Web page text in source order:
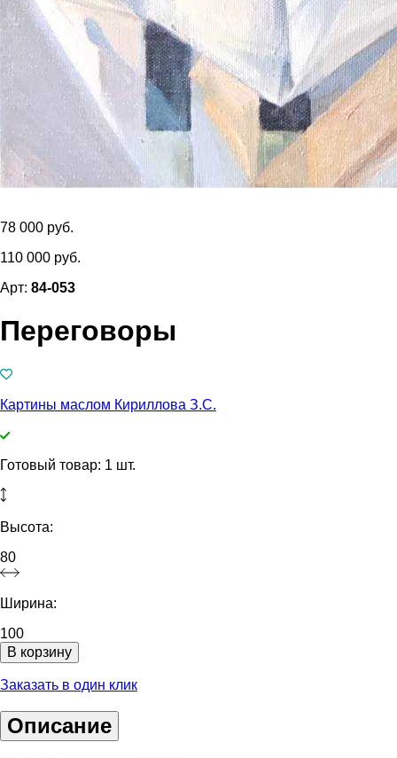
78 000 руб.
110 000 руб.
Арт: 84-053
Переговоры
Картины маслом Кириллова З.С.
Готовый товар: 1 шт.
Высота:
80
Ширина:
100
В корзину
Заказать в один клик
Описание